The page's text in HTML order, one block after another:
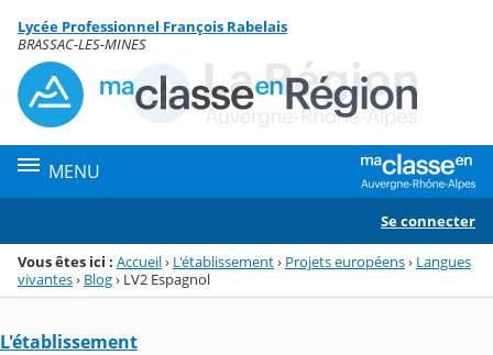
Menu de la rubrique
Contenu
Lycée Professionnel François Rabelais
BRASSAC-LES-MINES
MENU
Se connecter
Vous êtes ici : Accueil› L'établissement› Projets européens› Langues
vivantes› Blog› LV2 Espagnol
L'établissement